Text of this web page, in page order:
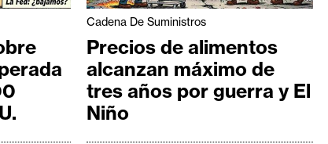
Cadena De Suministros
Precios de alimentos
alcanzan máximo de
tres años por guerra y El
Niño